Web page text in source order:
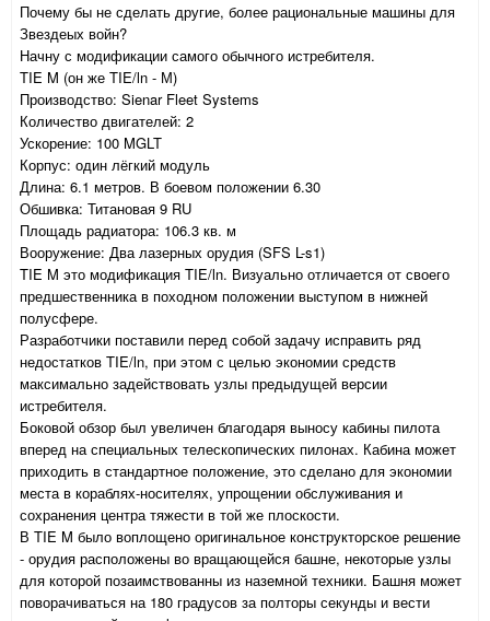
Почему бы не сделать другие, более рациональные машины для
Звездеых войн?
Начну с модификации самого обычного истребителя.
TIE M (он же TIE/ln - М)
Производство: Sienar Fleet Systems
Количество двигателей: 2
Ускорение: 100 MGLT
Корпус: один лёгкий модуль
Длина: 6.1 метров. В боевом положении 6.30
Обшивка: Титановая 9 RU
Площадь радиатора: 106.3 кв. м
Вооружение: Два лазерных орудия (SFS L-s1)
TIE M это модификация TIE/ln. Визуально отличается от своего
предшественника в походном положении выступом в нижней
полусфере.
Разработчики поставили перед собой задачу исправить ряд
недостатков TIE/ln, при этом с целью экономии средств
максимально задействовать узлы предыдущей версии
истребителя.
Боковой обзор был увеличен благодаря выносу кабины пилота
вперед на специальных телескопических пилонах. Кабина может
приходить в стандартное положение, это сделано для экономии
места в кораблях-носителях, упрощении обслуживания и
сохранения центра тяжести в той же плоскости.
В TIE M было воплощено оригинальное конструкторское решение
- орудия расположены во вращающейся башне, некоторые узлы
для которой позаимствованны из наземной техники. Башня может
поворачиваться на 180 градусов за полторы секунды и вести